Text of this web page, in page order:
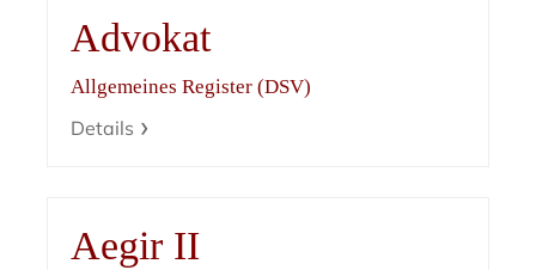
Advokat
Allgemeines Register (DSV)
Details
Aegir II